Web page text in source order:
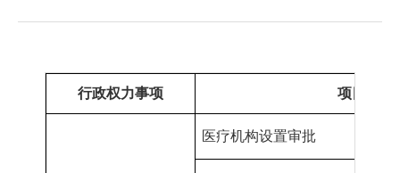
行政权力事项 项目
医疗机构设置审批